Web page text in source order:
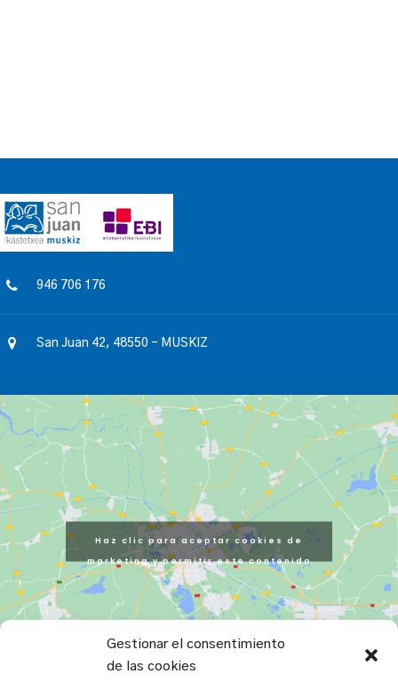
Gestionar el consentimiento
de las cookies
946 706 176
San Juan 42, 48550 – MUSKIZ
Haz clic para aceptar cookies de
marketing y permitir este contenido